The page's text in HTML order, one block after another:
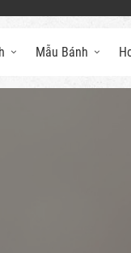
Mẫu Bánh